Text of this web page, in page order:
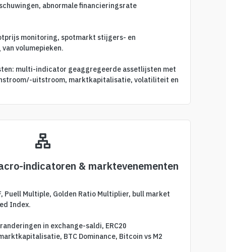
abnormale financieringsrate
monitoring, spotmarkt stijgers- en
volumepieken.
multi-indicator geaggregeerde assetlijsten met
uitstroom, marktkapitalisatie, volatiliteit en
indicatoren & marktevenementen
Puell Multiple, Golden Ratio Multiplier, bull market
Index.
in exchange-saldi, ERC20
BTC Dominance, Bitcoin vs M2